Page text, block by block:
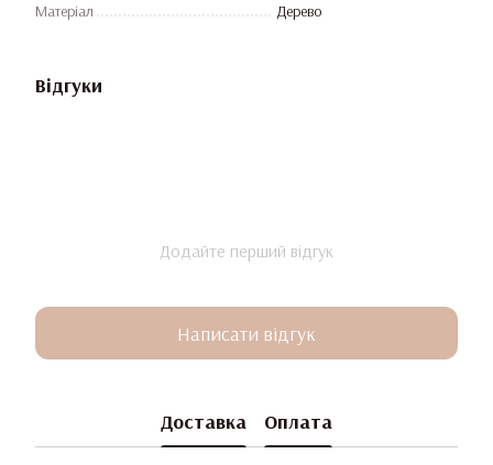
Матеріал Дерево
Відгуки
Додайте перший відгук
Написати відгук
Доставка Оплата